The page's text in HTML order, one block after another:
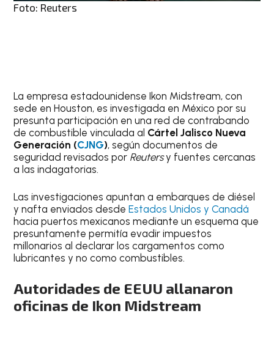
Foto: Reuters
La empresa estadounidense Ikon Midstream, con
sede en Houston, es investigada en México por su
presunta participación en una red de contrabando
de combustible vinculada al Cártel Jalisco Nueva
Generación (CJNG), según documentos de
seguridad revisados por Reutersy fuentes cercanas
a las indagatorias.
Las investigaciones apuntan a embarques de diésel
y nafta enviados desdeEstados Unidos y Canadá
hacia puertos mexicanos mediante un esquema que
presuntamente permitía evadir impuestos
millonarios al declarar los cargamentos como
lubricantes y no como combustibles.
Autoridades de EEUU allanaron
oficinas de Ikon Midstream